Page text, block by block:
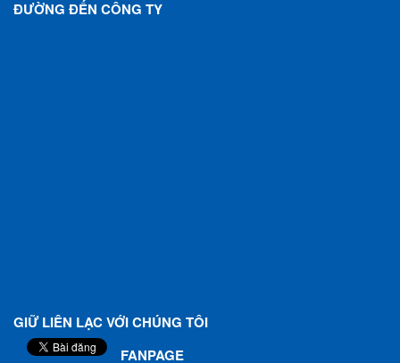
ĐƯỜNG ĐẾN CÔNG TY
GIỮ LIÊN LẠC VỚI CHÚNG TÔI
FANPAGE